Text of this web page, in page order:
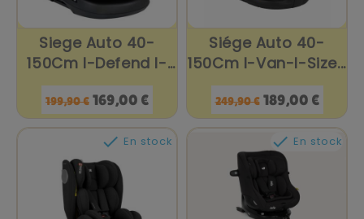
Siege Auto 40-
150Cm I-Defend I-
Size...
Prix
de
199,90 € Prix
169,00 €
Siége Auto 40-
150Cm I-Van-I-Size...
Prix
de
249,90 € Prix
189,00 €
 En stock  En stock